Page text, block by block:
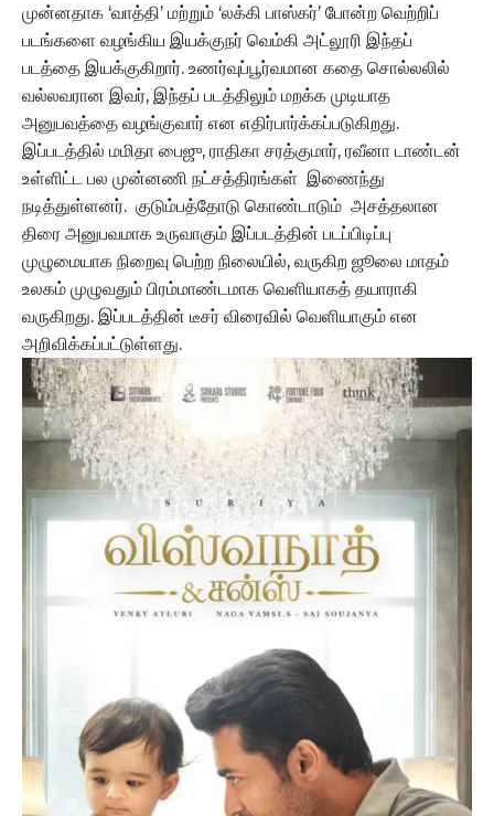
முன்னதாக ‘வாத்தி’ மற்றும் ‘லக்கி பாஸ்கர்’ போன்ற வெற்றிப்
படங்களை வழங்கிய இயக்குநர் வெம்கி அட்லூரி இந்தப்
படத்தை இயக்குகிறார். உணர்வுப்பூர்வமான கதை சொல்லலில்
வல்லவரான இவர், இந்தப் படத்திலும் மறக்க முடியாத
அனுபவத்தை வழங்குவார் என எதிர்பார்க்கப்படுகிறது.
இப்படத்தில் மமிதா பைஜு, ராதிகா சரத்குமார், ரவீனா டாண்டன்
உள்ளிட்ட பல முன்னணி நட்சத்திரங்கள் இணைந்து
நடித்துள்ளனர். குடும்பத்தோடு கொண்டாடும் அசத்தலான
திரை அனுபவமாக உருவாகும் இப்படத்தின் படப்பிடிப்பு
முழுமையாக நிறைவு பெற்ற நிலையில், வருகிற ஜூலை மாதம்
உலகம் முழுவதும் பிரம்மாண்டமாக வெளியாகத் தயாராகி
வருகிறது. இப்படத்தின் டீசர் விரைவில் வெளியாகும் என
அறிவிக்கப்பட்டுள்ளது.